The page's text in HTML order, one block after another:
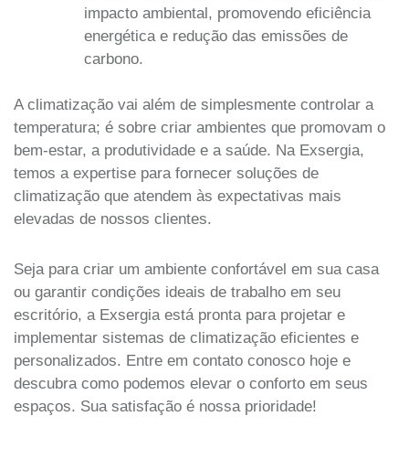
impacto ambiental, promovendo eficiência
energética e redução das emissões de
carbono.
A climatização vai além de simplesmente controlar a
temperatura; é sobre criar ambientes que promovam o
bem-estar, a produtividade e a saúde. Na Exsergia,
temos a expertise para fornecer soluções de
climatização que atendem às expectativas mais
elevadas de nossos clientes.
Seja para criar um ambiente confortável em sua casa
ou garantir condições ideais de trabalho em seu
escritório, a Exsergia está pronta para projetar e
implementar sistemas de climatização eficientes e
personalizados. Entre em contato conosco hoje e
descubra como podemos elevar o conforto em seus
espaços. Sua satisfação é nossa prioridade!